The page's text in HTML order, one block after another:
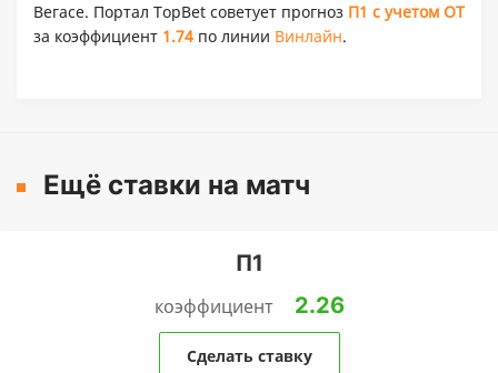
Вегасе. Портал TopBet советует прогноз П1 с учетом ОТ
за коэффициент 1.74 по линии Винлайн.
Ещё ставки на матч
П1
коэффициент 2.26
Сделать ставку